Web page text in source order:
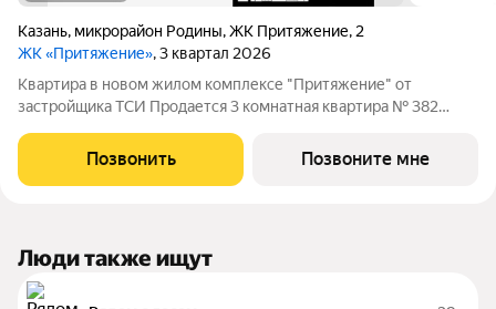
Казань, микрорайон Родины,ЖК Притяжение, 2
ЖК «Притяжение», 3 квартал 2026
Квартира в новом жилом комплексе "Притяжение" от
застройщика ТСИ Продается 3 комнатная квартира № 382
этажного дома. О КОМПЛЕКСЕ ЖК «Притяжение» это комфорт
и эстетика в каждом метре. Четыре дома
Позвонить Позвоните мне
Люди также ищут